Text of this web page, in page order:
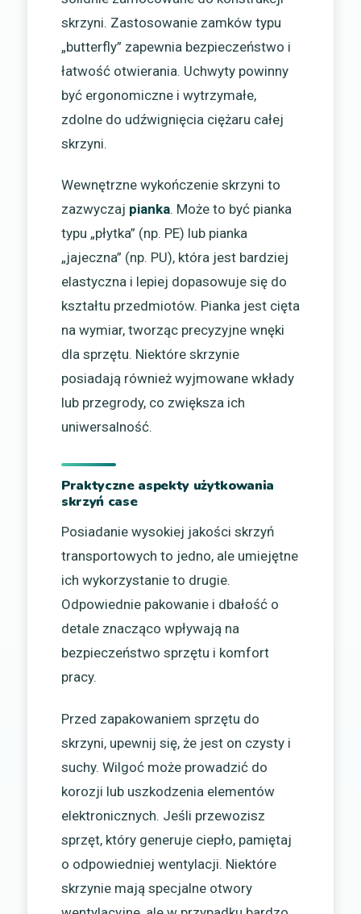
skrzyni. Zastosowanie zamków typu
„butterfly” zapewnia bezpieczeństwo i
łatwość otwierania. Uchwyty powinny
być ergonomiczne i wytrzymałe,
zdolne do udźwignięcia ciężaru całej
skrzyni.
Wewnętrzne wykończenie skrzyni to
zazwyczaj pianka. Może to być pianka
typu „płytka” (np. PE) lub pianka
„jajeczna” (np. PU), która jest bardziej
elastyczna i lepiej dopasowuje się do
kształtu przedmiotów. Pianka jest cięta
na wymiar, tworząc precyzyjne wnęki
dla sprzętu. Niektóre skrzynie
posiadają również wyjmowane wkłady
lub przegrody, co zwiększa ich
uniwersalność.
Praktyczne aspekty użytkowania
skrzyń case
Posiadanie wysokiej jakości skrzyń
transportowych to jedno, ale umiejętne
ich wykorzystanie to drugie.
Odpowiednie pakowanie i dbałość o
detale znacząco wpływają na
bezpieczeństwo sprzętu i komfort
pracy.
Przed zapakowaniem sprzętu do
skrzyni, upewnij się, że jest on czysty i
suchy. Wilgoć może prowadzić do
korozji lub uszkodzenia elementów
elektronicznych. Jeśli przewozisz
sprzęt, który generuje ciepło, pamiętaj
o odpowiedniej wentylacji. Niektóre
skrzynie mają specjalne otwory